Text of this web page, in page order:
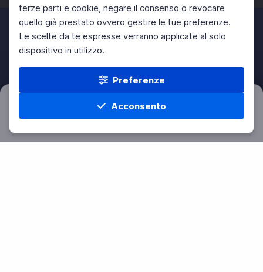
terze parti e cookie, negare il consenso o revocare
quello già prestato ovvero gestire le tue preferenze.
Le scelte da te espresse verranno applicate al solo
dispositivo in utilizzo.
Preferenze
Acconsento
Home Materie Cerca Menu